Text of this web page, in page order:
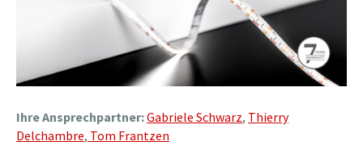
Ihre Ansprechpartner:Gabriele Schwarz, Thierry
Delchambre, Tom Frantzen